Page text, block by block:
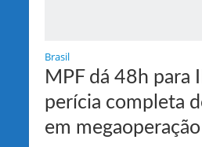
Brasil
MPF dá 48h para
perícia completa
em